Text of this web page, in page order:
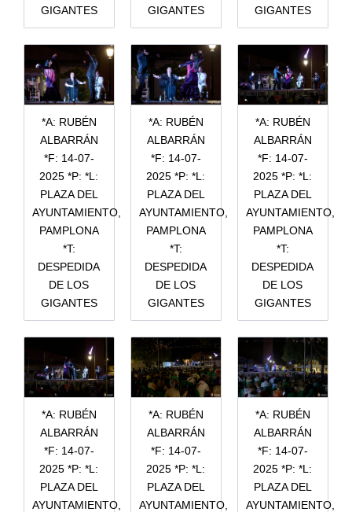
GIGANTES
GIGANTES
GIGANTES
*A: RUBÉN
ALBARRÁN
*F: 14-07-
2025 *P: *L:
PLAZA DEL
AYUNTAMIENTO,
PAMPLONA
*T:
DESPEDIDA
DE LOS
GIGANTES
*A: RUBÉN
ALBARRÁN
*F: 14-07-
2025 *P: *L:
PLAZA DEL
AYUNTAMIENTO,
PAMPLONA
*T:
DESPEDIDA
DE LOS
GIGANTES
*A: RUBÉN
ALBARRÁN
*F: 14-07-
2025 *P: *L:
PLAZA DEL
AYUNTAMIENTO,
PAMPLONA
*T:
DESPEDIDA
DE LOS
GIGANTES
*A: RUBÉN
ALBARRÁN
*F: 14-07-
2025 *P: *L:
PLAZA DEL
AYUNTAMIENTO,
*A: RUBÉN
ALBARRÁN
*F: 14-07-
2025 *P: *L:
PLAZA DEL
AYUNTAMIENTO,
*A: RUBÉN
ALBARRÁN
*F: 14-07-
2025 *P: *L:
PLAZA DEL
AYUNTAMIENTO,